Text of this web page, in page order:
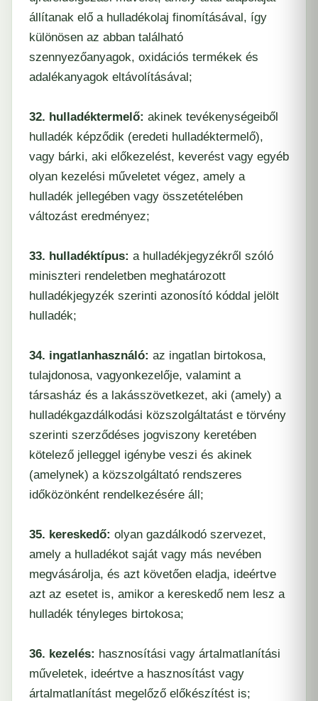
állítanak elő a hulladékolaj finomításával, így
különösen az abban található
szennyezőanyagok, oxidációs termékek és
adalékanyagok eltávolításával;
32. hulladéktermelő: akinek tevékenységeiből
hulladék képződik (eredeti hulladéktermelő),
vagy bárki, aki előkezelést, keverést vagy egyéb
olyan kezelési műveletet végez, amely a
hulladék jellegében vagy összetételében
változást eredményez;
33. hulladéktípus: a hulladékjegyzékről szóló
miniszteri rendeletben meghatározott
hulladékjegyzék szerinti azonosító kóddal jelölt
hulladék;
34. ingatlanhasználó: az ingatlan birtokosa,
tulajdonosa, vagyonkezelője, valamint a
társasház és a lakásszövetkezet, aki (amely) a
hulladékgazdálkodási közszolgáltatást e törvény
szerinti szerződéses jogviszony keretében
kötelező jelleggel igénybe veszi és akinek
(amelynek) a közszolgáltató rendszeres
időközönként rendelkezésére áll;
35. kereskedő: olyan gazdálkodó szervezet,
amely a hulladékot saját vagy más nevében
megvásárolja, és azt követően eladja, ideértve
azt az esetet is, amikor a kereskedő nem lesz a
hulladék tényleges birtokosa;
36. kezelés: hasznosítási vagy ártalmatlanítási
műveletek, ideértve a hasznosítást vagy
ártalmatlanítást megelőző előkészítést is;